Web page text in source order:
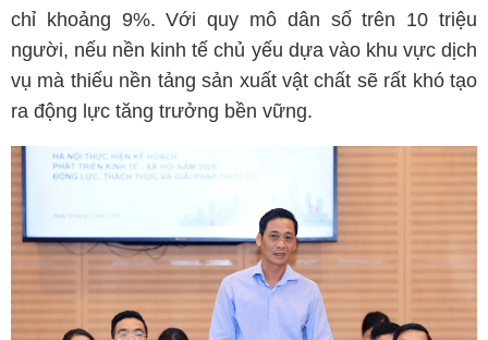
chỉ khoảng 9%. Với quy mô dân số trên 10 triệu
người, nếu nền kinh tế chủ yếu dựa vào khu vực dịch
vụ mà thiếu nền tảng sản xuất vật chất sẽ rất khó tạo
ra động lực tăng trưởng bền vững.